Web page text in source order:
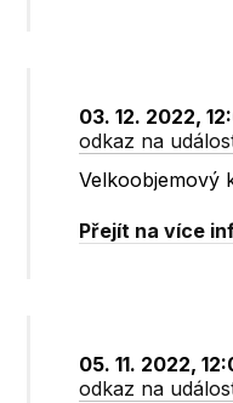
03. 12. 2022,
odkaz na
Velkoobjemový
Přejít na více
05. 11. 2022,
odkaz na